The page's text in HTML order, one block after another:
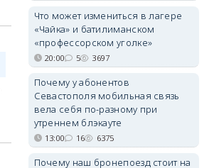
Что может измениться в лагере
«Чайка» и батилиманском
«профессорском уголке»
20:00 5 3697
Почему у абонентов
Севастополя мобильная связь
вела себя по-разному при
утреннем блэкауте
13:00 16 6375
Почему наш бронепоезд стоит на